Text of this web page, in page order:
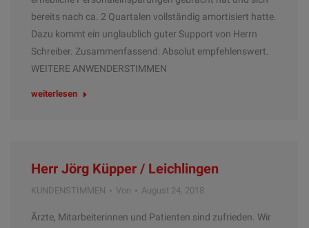
bereits nach ca. 2 Quartalen vollständig amortisiert hatte.
Dazu kommt ein unglaublich guter Support von Herrn
Schreiber. Zusammenfassend: Absolut empfehlenswert.
WEITERE ANWENDERSTIMMEN
weiterlesen
Herr Jörg Küpper / Leichlingen
KUNDENSTIMMEN Von August 24, 2018
Ärzte, Mitarbeiterinnen und Patienten sind zufrieden. Wir